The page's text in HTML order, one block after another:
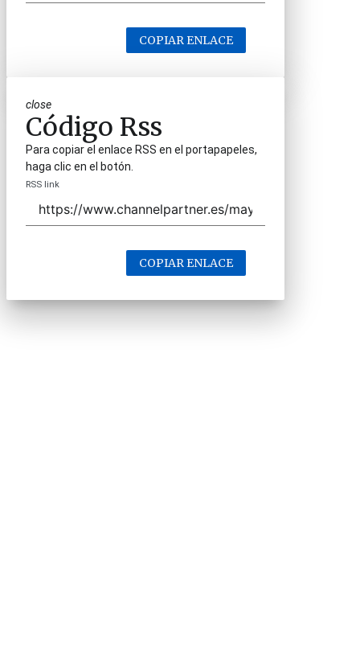
COPIAR ENLACE
close
Código Rss
Para copiar el enlace RSS en el portapapeles,
haga clic en el botón.
RSS link
COPIAR ENLACE